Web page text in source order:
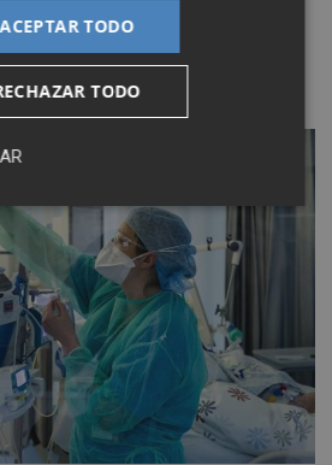
los niveles
que eran del 2,3 %.
ACEPTAR TODO
TODO